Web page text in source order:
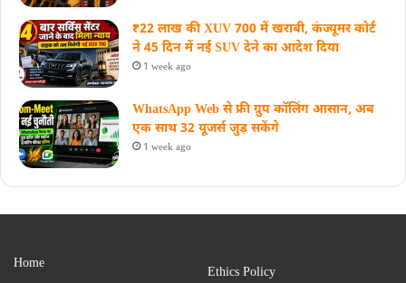
₹22 लाख की XUV 700 में खराबी, कंज्यूमर कोर्ट
ने 45 दिन में नई SUV देने का आदेश दिया
1 week ago
WhatsApp Web से फ्री ग्रुप कॉलिंग आसान, अब
एक साथ 32 यूजर्स जुड़ सकेंगे
1 week ago
Home
Ethics Policy